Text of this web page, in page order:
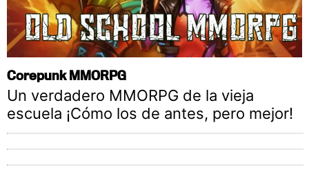
Corepunk MMORPG
Un verdadero MMORPG de la vieja
escuela ¡Cómo los de antes, pero mejor!